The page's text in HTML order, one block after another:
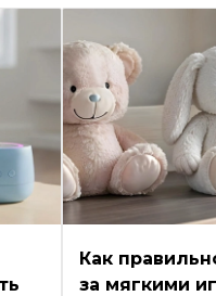
Как
за мягкими